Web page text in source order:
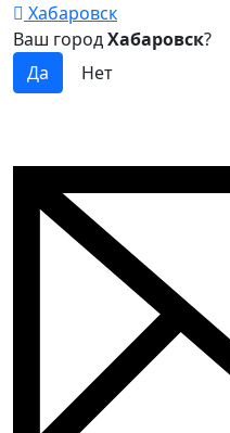
Хабаровск
Ваш городХабаровск?